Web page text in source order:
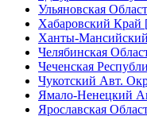
Ульяновская
Хабаровский Край
Ханты-
Челябинская
Чеченская
Чукотский Авт.
Ямало-Ненецкий
Ярославская